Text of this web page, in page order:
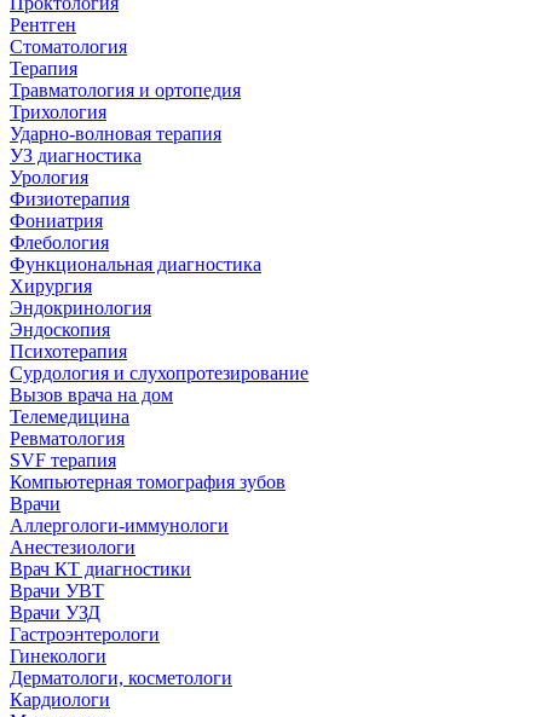
Рентген
Стоматология
Терапия
Травматология и ортопедия
Трихология
Ударно-волновая терапия
УЗ диагностика
Урология
Физиотерапия
Фониатрия
Флебология
Функциональная диагностика
Хирургия
Эндокринология
Эндоскопия
Психотерапия
Сурдология и слухопротезирование
Вызов врача на дом
Телемедицина
Ревматология
SVF терапия
Компьютерная томография зубов
Врачи
Аллергологи-иммунологи
Анестезиологи
Врач КТ диагностики
Врачи УВТ
Врачи УЗД
Гастроэнтерологи
Гинекологи
Дерматологи, косметологи
Кардиологи